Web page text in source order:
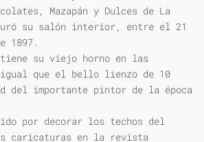
Mazapán y Dulces de La
su salón interior, entre el 21
1897.
su viejo horno en las
que el bello lienzo de 10
del importante pintor de la época
por decorar los techos del
caricaturas en la revista